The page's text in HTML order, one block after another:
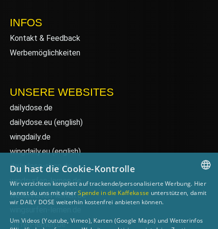
INFOS
Kontakt & Feedback
Werbemöglichkeiten
UNSERE WEBSITES
dailydose.de
dailydose.eu (english)
wingdaily.de
wingdaily.eu(english)
dailydose-shop.de
windsurfen-lernen.de
wellenreiten-lernen.de
surfen-lernen.de
GERMAN
Du hast die Cookie-Kontrolle
Wir verzichten komplett auf trackende/personalisierte Werbung. Hier
kannst du uns mit einerSpende in die Kaffekasse unterstützen, damit
wir DAILY DOSE weiterhin kostenfrei anbieten können.
Um Videos (Youtube, Vimeo), Karten (Google Maps) und Wetterinfos